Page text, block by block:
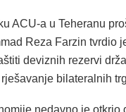
ACU-a u Teheranu
Reza Farzin tvrdio
deviznih rezervi
bilateralnih
nedavno je otkrio